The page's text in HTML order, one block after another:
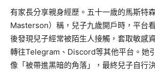
有家長分享親身經歷。五十一歲的馬斯特
Masterson）稱，兒子九歲開戶時，平台
後發現兒子經常被陌生人接觸，套取敏感
轉往Telegram、Discord等其他平台。她
像「被帶進黑暗的角落」，最終兒子自行